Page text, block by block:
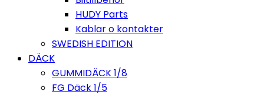
HUDY Parts
Kablar o kontakter
SWEDISH EDITION
DÄCK
GUMMIDÄCK 1/8
FG Däck 1/5